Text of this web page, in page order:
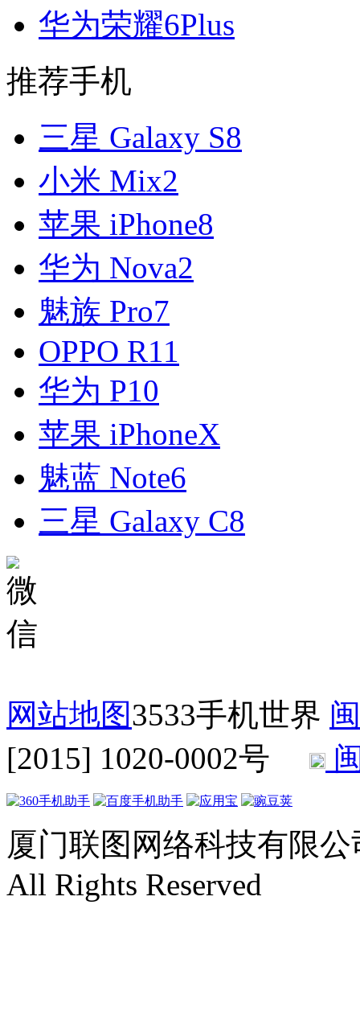
华为荣耀6Plus
推荐手机
三星 Galaxy S8
小米 Mix2
苹果 iPhone8
华为 Nova2
魅族 Pro7
OPPO R11
华为 P10
苹果 iPhoneX
魅蓝 Note6
三星 Galaxy C8
网站地图3533手机世界
[2015] 1020-0002号
厦门联图网络科技有限公
All Rights Reserved